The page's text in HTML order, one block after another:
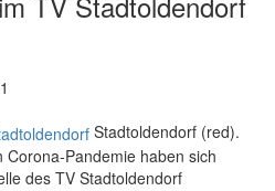
Stadtoldendorf (red).
Pandemie haben sich
des TV Stadtoldendorf